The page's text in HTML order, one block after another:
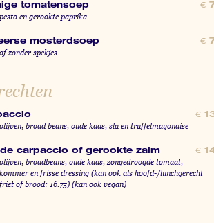
tomatensoep €
en gerookte paprika
mosterdsoep €
zonder spekjes
€
broad beans, oude kaas, sla en truffelmayonaise
carpaccio of gerookte zalm €
broadbeans, oude kaas, zongedroogde tomaat,
en frisse dressing (kan ook als hoofd-/lunchgerecht
of brood: 16.75) (kan ook vegan)